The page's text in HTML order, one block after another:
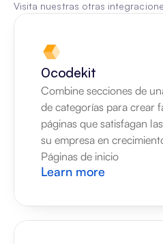
Visita nuestras otras
0codekit
Combine secciones de
de categorías para crear
páginas que satisfagan
su empresa en
Páginas de inicio
Learn more